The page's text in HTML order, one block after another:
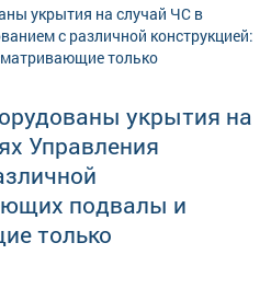
укрытия на
Управления
подвалы и
только